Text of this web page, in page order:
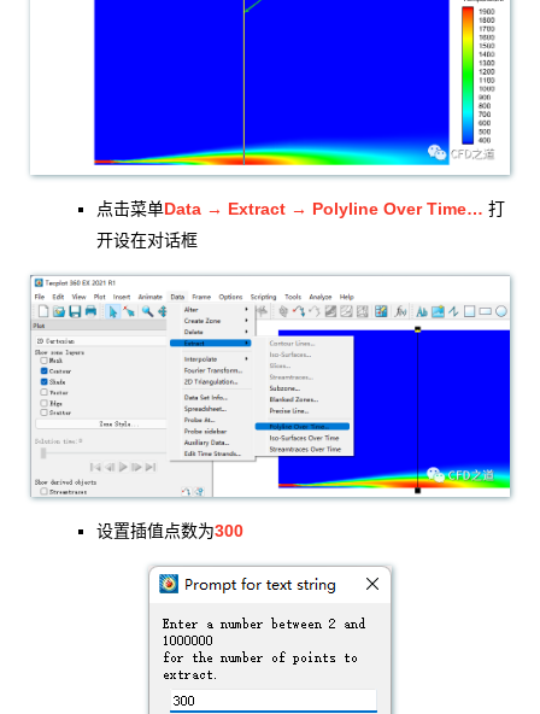
点击菜单Data → Extract → Polyline Over Time… 打
开设在对话框
设置插值点数为300